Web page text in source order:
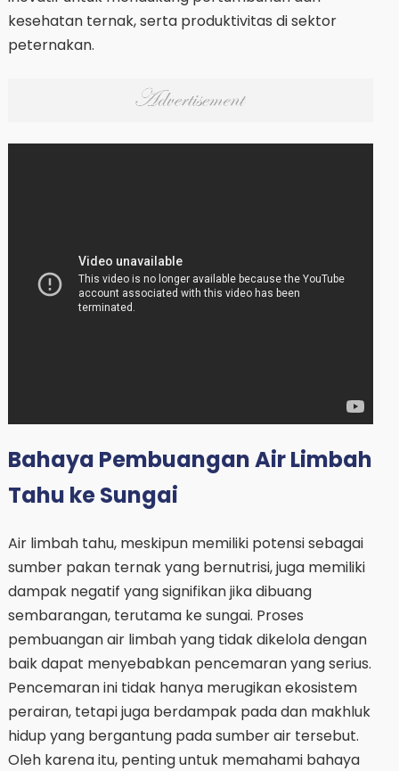
kesehatan ternak, serta produktivitas di sektor
peternakan.
Bahaya Pembuangan Air Limbah
Tahu ke Sungai
Air limbah tahu, meskipun memiliki potensi sebagai
sumber pakan ternak yang bernutrisi, juga memiliki
dampak negatif yang signifikan jika dibuang
sembarangan, terutama ke sungai. Proses
pembuangan air limbah yang tidak dikelola dengan
baik dapat menyebabkan pencemaran yang serius.
Pencemaran ini tidak hanya merugikan ekosistem
perairan, tetapi juga berdampak pada dan makhluk
hidup yang bergantung pada sumber air tersebut.
Oleh karena itu, penting untuk memahami bahaya